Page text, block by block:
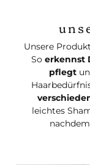
Unsere
Soerkennst
pflegt
leichtes